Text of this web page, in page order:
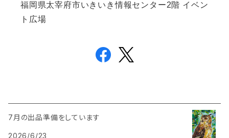
福岡県太宰府市いきいき情報センター2階 イベン
ト広場
7月の出品準備をしています
2026/6/23